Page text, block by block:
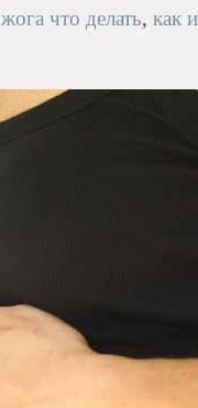
что делать, как